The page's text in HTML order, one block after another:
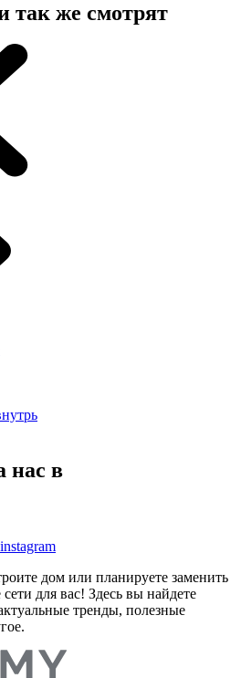
так же смотрят
нас в
instagram
дом или планируете заменить
для вас! Здесь вы найдете
тренды, полезные